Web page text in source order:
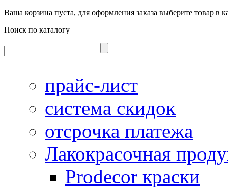
Ваша корзина пуста, для оформления заказа выберите товар в
Поиск по каталогу
прайс-лист
система скидок
отсрочка платежа
Лакокрасочная
Prodecor краски